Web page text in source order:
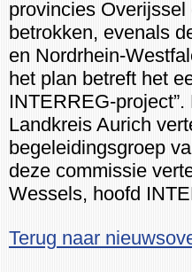
provincies
betrokken, evenals
en Nordrhein-
het plan betreft het
INTERREG-
Landkreis Aurich
begeleidingsgroep
deze commissie
Wessels, hoofd
Terug naar